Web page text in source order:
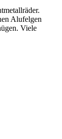
Alufelgen
Viele